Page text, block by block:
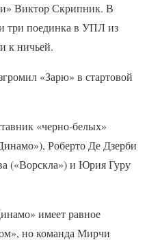
Виктор Скрипник. В
три поединка в УПЛ из
к ничьей.
«Зарю» в стартовой
«черно-белых»
Роберто Де Дзерби
(«Ворскла») и Юрия Гуру
имеет равное
но команда Мирчи